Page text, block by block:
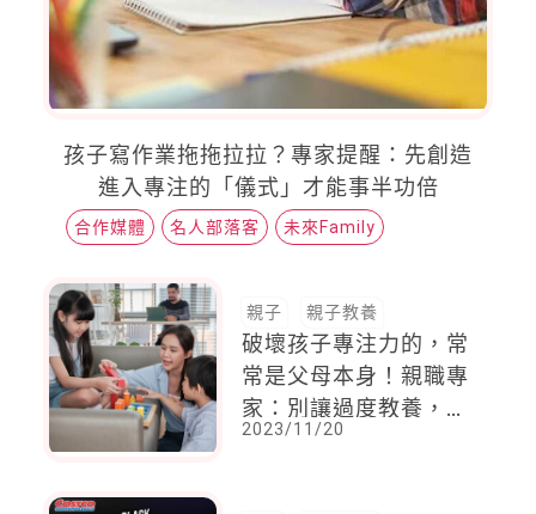
孩子寫作業拖拖拉拉？專家提醒：先創造
進入專注的「儀式」才能事半功倍
合作媒體 名人部落客 未來Family
親子 親子教養
破壞孩子專注力的，常
常是父母本身！親職專
家：別讓過度教養，壞
了孩子的成長
2023/11/20